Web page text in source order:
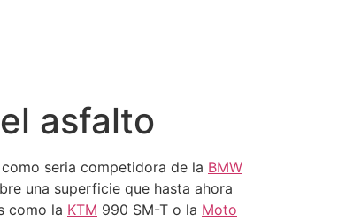
asfalto
seria competidora de la BMW
una superficie que hasta ahora
como la KTM 990 SM-T o la Moto